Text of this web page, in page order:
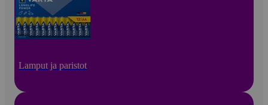
Lamput ja paristot